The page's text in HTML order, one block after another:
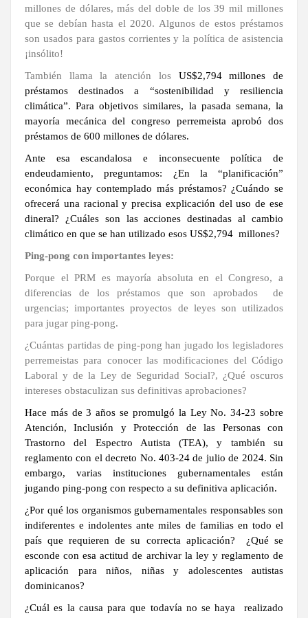
LA
ALTAGRACIA
PLATA
CONTÁCTENOS
millones de dólares, más del doble de los 39 mil millones
que se debían hasta el 2020. Algunos de estos préstamos
son usados para gastos corrientes y la política de asistencia
¡insólito!
También llama la atención los US$2,794 millones de
préstamos destinados a “sostenibilidad y resiliencia
climática”. Para objetivos similares, la pasada semana, la
mayoría mecánica del congreso perremeista aprobó dos
préstamos de 600 millones de dólares.
Ante esa escandalosa e inconsecuente política de
endeudamiento, preguntamos: ¿En la “planificación”
económica hay contemplado más préstamos? ¿Cuándo se
ofrecerá una racional y precisa explicación del uso de ese
dineral? ¿Cuáles son las acciones destinadas al cambio
climático en que se han utilizado esos US$2,794 millones?
Ping-pong con importantes leyes:
Porque el PRM es mayoría absoluta en el Congreso, a
diferencias de los préstamos que son aprobados de
urgencias; importantes proyectos de leyes son utilizados
para jugar ping-pong.
¿Cuántas partidas de ping-pong han jugado los legisladores
perremeistas para conocer las modificaciones del Código
Laboral y de la Ley de Seguridad Social?, ¿Qué oscuros
intereses obstaculizan sus definitivas aprobaciones?
Hace más de 3 años se promulgó la Ley No. 34-23 sobre
Atención, Inclusión y Protección de las Personas con
Trastorno del Espectro Autista (TEA), y también su
reglamento con el decreto No. 403-24 de julio de 2024. Sin
embargo, varias instituciones gubernamentales están
jugando ping-pong con respecto a su definitiva aplicación.
¿Por qué los organismos gubernamentales responsables son
indiferentes e indolentes ante miles de familias en todo el
país que requieren de su correcta aplicación? ¿Qué se
esconde con esa actitud de archivar la ley y reglamento de
aplicación para niños, niñas y adolescentes autistas
dominicanos?
¿Cuál es la causa para que todavía no se haya realizado